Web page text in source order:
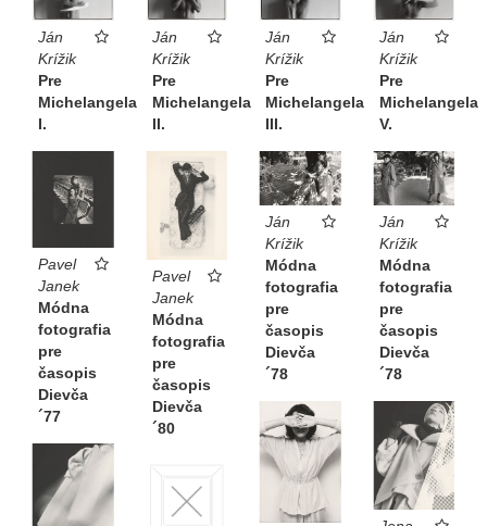
Ján
Krížik
Pre
Michelangela
I.
Ján
Krížik
Pre
Michelangela
II.
Ján
Krížik
Pre
Michelangela
III.
Ján
Krížik
Pre
Michelangela
V.
Pavel
Janek
Módna
fotografia
pre
časopis
Dievča
´77
Pavel
Janek
Módna
fotografia
pre
časopis
Dievča
´80
Ján
Krížik
Módna
fotografia
pre
časopis
Dievča
´78
Ján
Krížik
Módna
fotografia
pre
časopis
Dievča
´78